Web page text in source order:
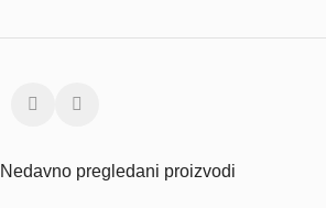
Nedavno pregledani proizvodi